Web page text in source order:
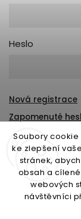
Soubory
ke zlepšení
stránek,
obsah a
webových
návštěvníci
Heslo
Nová registrace
Zapomenuté
open-